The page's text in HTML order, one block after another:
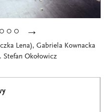
→
Lena), Gabriela Kownacka
Stefan Okołowicz